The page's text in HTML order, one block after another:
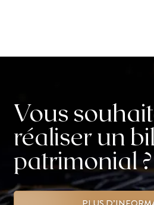
Vous
réaliser un
patrimonial ?